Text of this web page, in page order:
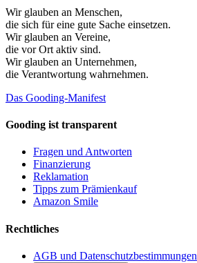
Wir glauben an Menschen,
die sich für eine gute Sache einsetzen.
Wir glauben an Vereine,
die vor Ort aktiv sind.
Wir glauben an Unternehmen,
die Verantwortung wahrnehmen.
Das Gooding-Manifest
Gooding ist transparent
Fragen und Antworten
Finanzierung
Reklamation
Tipps zum Prämienkauf
Amazon Smile
Rechtliches
AGB und Datenschutzbestimmungen